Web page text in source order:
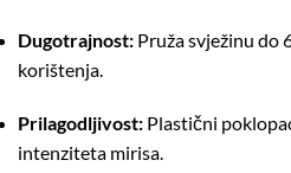
Dugotrajnost: Pruža svježinu do
korištenja.
Prilagodljivost: Plastični
intenziteta mirisa.